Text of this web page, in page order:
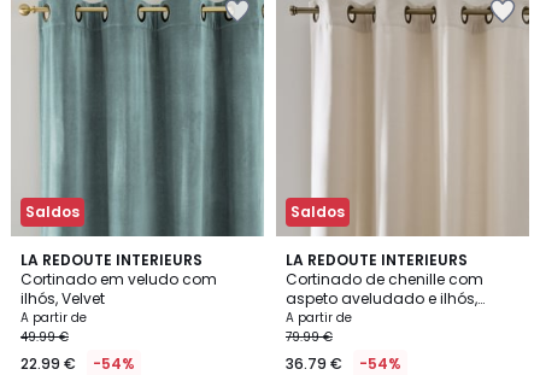
Saldos
LA REDOUTE INTERIEURS
Cortinado em veludo com
ilhós, Velvet
A partir de
49.99 €
22.99 € -54%
4,1
/ 5
7
Cores
Saldos
LA REDOUTE INTERIEURS
Cortinado de chenille com
aspeto aveludado e ilhós,
Calda
A partir de
79.99 €
36.79 € -54%
4,8
/ 5
4
Cores